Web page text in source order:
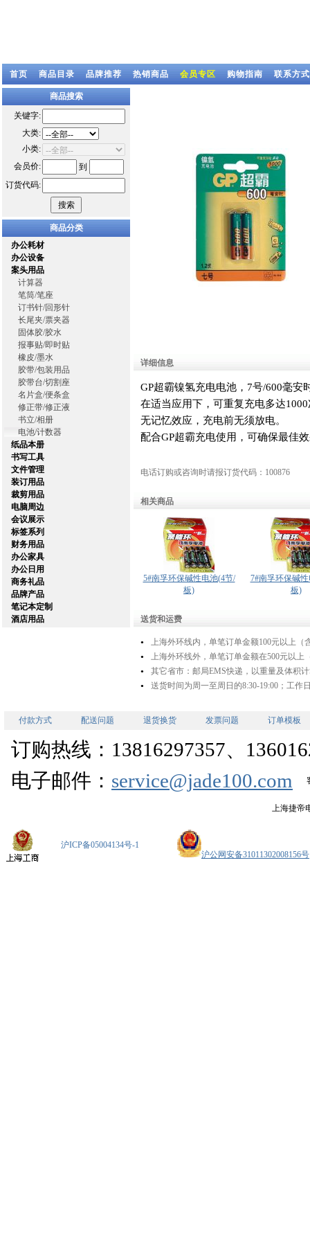
首页 商品目录 品牌推荐 热销商品 会员专区 购物指南 联系方式
商品搜索
关键字:
大类:
小类:
会员价:
到
订货代码:
商品分类
办公耗材
办公设备
案头用品
计算器
笔筒/笔座
订书针/回形针
长尾夹/票夹器
固体胶/胶水
报事贴/即时贴
橡皮/墨水
胶带/包装用品
胶带台/切割座
名片盒/便条盒
修正带/修正液
书立/相册
电池/计数器
纸品本册
书写工具
文件管理
装订用品
裁剪用品
电脑周边
会议展示
标签系列
财务用品
办公家具
办公日用
商务礼品
品牌产品
笔记本定制
酒店用品
详细信息
GP超霸镍氢充电电池，7号/600毫安
在适当应用下，可重复充电多达
无记忆效应，充电前无须放电。
配合GP超霸充电使用，可确保最佳
电话订购或咨询时请报订货代码：100876
相关商品
5#南孚环保碱性电池(4节/
板)
7#南孚环保碱
板)
送货和运费
● 上海外环线内，单笔订单金额100元以上（
● 上海外环线外，单笔订单金额在500元以上
● 其它省市：邮局EMS快递，以重量及体积
● 送货时间为周一至周日的8:30-19:00；工作
付款方式 配送问题 退货换货 发票问题 订单模板
订购热线：13816297357、
电子邮件： service@jade100.com
上海捷帝
沪ICP备05004134号-1
沪公网安备31011302008156号